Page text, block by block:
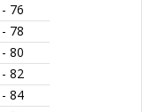
76
78
80
82
84